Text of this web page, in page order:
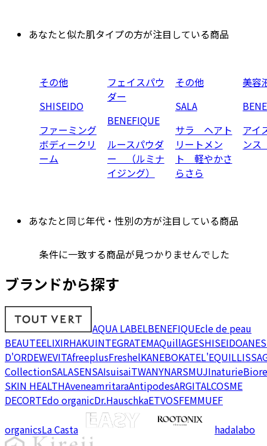
あなたと似た肌タイプの方が注目している商品
その他
SHISEIDO
ファーミング
ボディークリ
ーム
フェイスパウ
ダー
BENEFIQUE
ルースパウダ
ー （ルミナ
イジング）
その他
SALA
サラ ヘアト
リートメン
ト 軽やかさ
らさら
美容
アイ
ン
あなたと同じ年代・性別の方が注目している商品
条件に一致する商品が見つかりませんでした
ブランドから探す
AQUA LABELBENEFIQUEcle de peau
BEAUTEELIXIRHAKUINTEGRATEMAQuillAGESHISEIDO
D'ORDEWEVITAfreeplusFreshelKANEBOKATEL'EQUIL
CollectionSALASENSAIsuisaiTWANYNARSMUJInaturieBiore
SKIN HEALTHAveneamritaraAntipodesARGITALCOSME
DECORTEdo organicDr.HauschkaETVOSFEMMUEF
organicsLa Casta hadalabo